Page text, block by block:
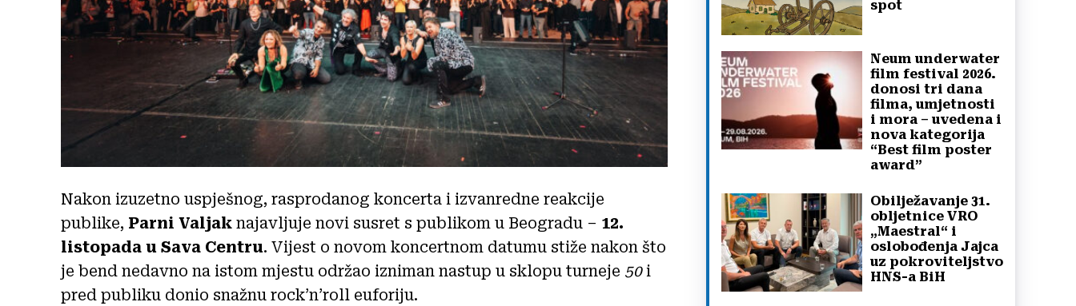
Nakon izuzetno uspješnog, rasprodanog koncerta i izvanredne reakcije
publike, Parni Valjak najavljuje novi susret s publikom u Beogradu – 12.
listopada u Sava Centru. Vijest o novom koncertnom datumu stiže nakon što
je bend nedavno na istom mjestu održao izniman nastup u sklopu turneje 50i
pred publiku donio snažnu rock’n’roll euforiju.
spot
Neum underwater
film festival 2026.
donosi tri dana
filma, umjetnosti
i mora – uvedena i
nova kategorija
“Best film poster
award”
Obilježavanje 31.
obljetnice VRO
„Maestral“ i
oslobođenja Jajca
uz pokroviteljstvo
HNS-a BiH